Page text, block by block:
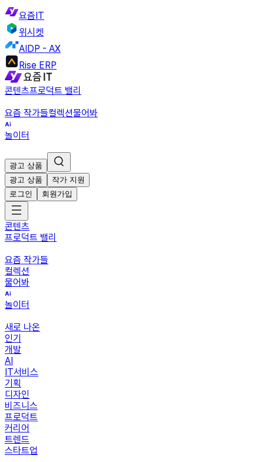
요즘IT
위시켓
AIDP - AX
Rise ERP
콘텐츠프로덕트 밸리
요즘 작가들컬렉션물어봐
놀이터
광고 상품
광고 상품
작가 지원
로그인
회원가입
콘텐츠
프로덕트 밸리
요즘 작가들
컬렉션
물어봐
놀이터
새로 나온
인기
개발
AI
IT서비스
기획
디자인
비즈니스
프로덕트
커리어
트렌드
스타트업